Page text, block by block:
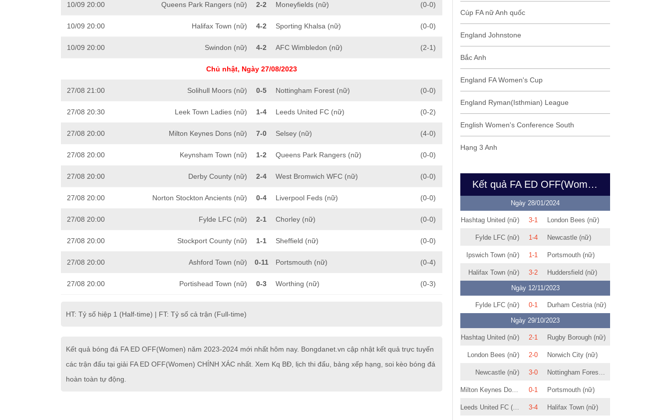
10/09 20:00 Queens Park Rangers (nữ) 2-2 Moneyfields (nữ) (0-0)
10/09 20:00 Halifax Town (nữ) 4-2 Sporting Khalsa (nữ) (0-0)
10/09 20:00 Swindon (nữ) 4-2 AFC Wimbledon (nữ) (2-1)
Chủ nhật, Ngày 27/08/2023
27/08 21:00 Solihull Moors (nữ) 0-5 Nottingham Forest (nữ) (0-0)
27/08 20:30 Leek Town Ladies (nữ) 1-4 Leeds United FC (nữ) (0-2)
27/08 20:00 Milton Keynes Dons (nữ) 7-0 Selsey (nữ) (4-0)
27/08 20:00 Keynsham Town (nữ) 1-2 Queens Park Rangers (nữ) (0-0)
27/08 20:00 Derby County (nữ) 2-4 West Bromwich WFC (nữ) (0-0)
27/08 20:00 Norton Stockton Ancients (nữ) 0-4 Liverpool Feds (nữ) (0-0)
27/08 20:00 Fylde LFC (nữ) 2-1 Chorley (nữ) (0-0)
27/08 20:00 Stockport County (nữ) 1-1 Sheffield (nữ) (0-0)
27/08 20:00 Ashford Town (nữ) 0-11 Portsmouth (nữ) (0-4)
27/08 20:00 Portishead Town (nữ) 0-3 Worthing (nữ) (0-3)
HT: Tỷ số hiệp 1 (Half-time) | FT: Tỷ số cả trận (Full-time)
Kết quả bóng đá FA ED OFF(Women) năm 2023-2024 mới nhất hôm nay. Bongdanet.vn cập nhật kết quả trực tuyến
các trận đấu tại giải FA ED OFF(Women) CHÍNH XÁC nhất. Xem Kq BĐ, lịch thi đấu, bảng xếp hạng, soi kèo bóng đá
hoàn toàn tự động.
Cúp FA nữ Anh quốc
England Johnstone
Bắc Anh
England FA Women's Cup
England Ryman(Isthmian) League
English Women's Conference South
Hạng 3 Anh
Kết quả FA ED OFF(Women)
Ngày 28/01/2024
Hashtag United (nữ) 3-1 London Bees (nữ)
Fylde LFC (nữ) 1-4 Newcastle (nữ)
Ipswich Town (nữ) 1-1 Portsmouth (nữ)
Halifax Town (nữ) 3-2 Huddersfield (nữ)
Ngày 12/11/2023
Fylde LFC (nữ) 0-1 Durham Cestria (nữ)
Ngày 29/10/2023
Hashtag United (nữ) 2-1 Rugby Borough (nữ)
London Bees (nữ) 2-0 Norwich City (nữ)
Newcastle (nữ) 3-0 Nottingham Forest (nữ)
Milton Keynes Dons (nữ) 0-1 Portsmouth (nữ)
Leeds United FC (nữ) 3-4 Halifax Town (nữ)